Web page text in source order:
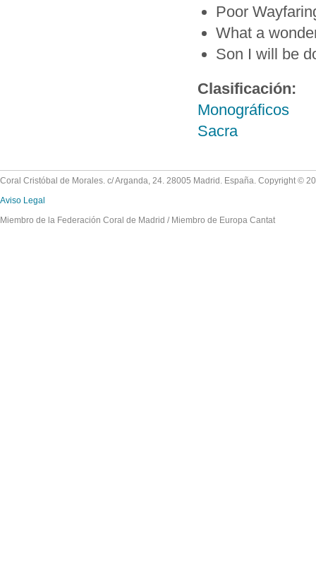
Poor
What a
Son I will be
Clasificación:
Monográficos
Sacra
Coral Cristóbal de Morales. c/ Arganda, 24. 28005 Madrid. España. Copyright ©
Aviso Legal
Miembro de la Federación Coral de Madrid / Miembro de Europa Cantat